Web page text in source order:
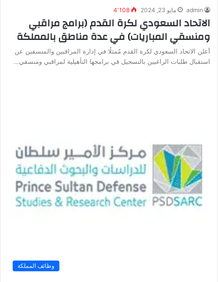
admin مايو 23, 2024 4٬108
الاتحاد السعودي لكرة القدم (برامج مراقبي
ومنسقي المباريات) في عدة مناطق بالمملكة
أعلن الاتحاد السعودي لكرة القدم مُمثلًا في إدارة المراقبين والمنسقين عن
استقبال طلبات الراغبين بالتسجيل في برامجها التأهيلية لمراقبي ومنسقي…
وظائف المملكة